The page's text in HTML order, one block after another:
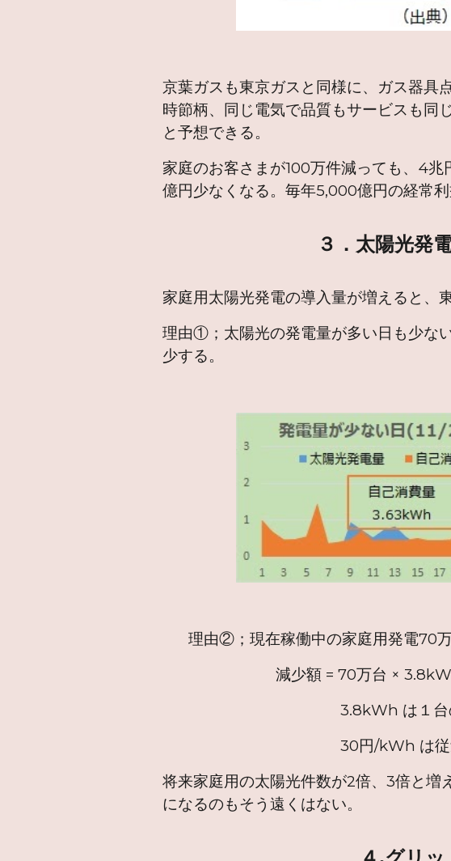
京葉ガスも東京ガスと同様に、ガス器具
時節柄、同じ電気で品質もサービスも同
と予想できる。
家庭のお客さまが100万件減っても、4
億円少なくなる。毎年5,000億円の経常
３．太陽光発
家庭用太陽光発電の導入量が増えると、
理由①；太陽光の発電量が多い日も少な
少する。
理由②；現在稼働中の家庭用発電70
減少額 = 70万台 × 3.8kWh ×
3.8kWh は１台の一日当
30円/kWh は従量電灯B
将来家庭用の太陽光件数が2倍、3倍と増
になるのもそう遠くはない。